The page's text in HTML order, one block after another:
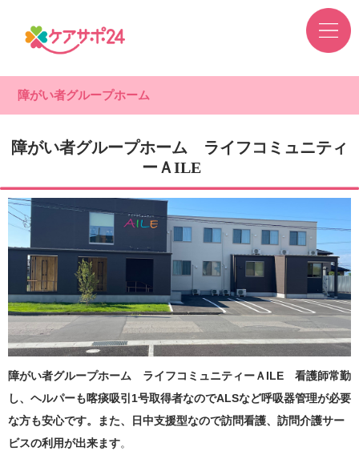
障がい者グループホーム
障がい者グループホーム ライフコミュニティ
ーＡILE
障がい者グループホーム ライフコミュニティーＡILE 看護師常勤
し、ヘルパーも喀痰吸引1号取得者なのでALSなど呼吸器管理が必要
な方も安心です。また、日中支援型なので訪問看護、訪問介護サー
ビスの利用が出来ます。